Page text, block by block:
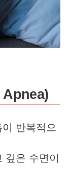
Apnea)
반복적으
은 수면이